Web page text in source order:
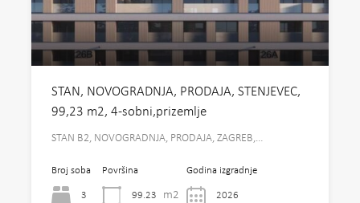
STAN, NOVOGRADNJA, PRODAJA, STENJEVEC,
99,23 m2, 4-sobni,prizemlje
STAN B2, NOVOGRADNJA, PRODAJA, ZAGREB,…
Broj soba
3
Površina
99.23 m2
Godina izgradnje
2026